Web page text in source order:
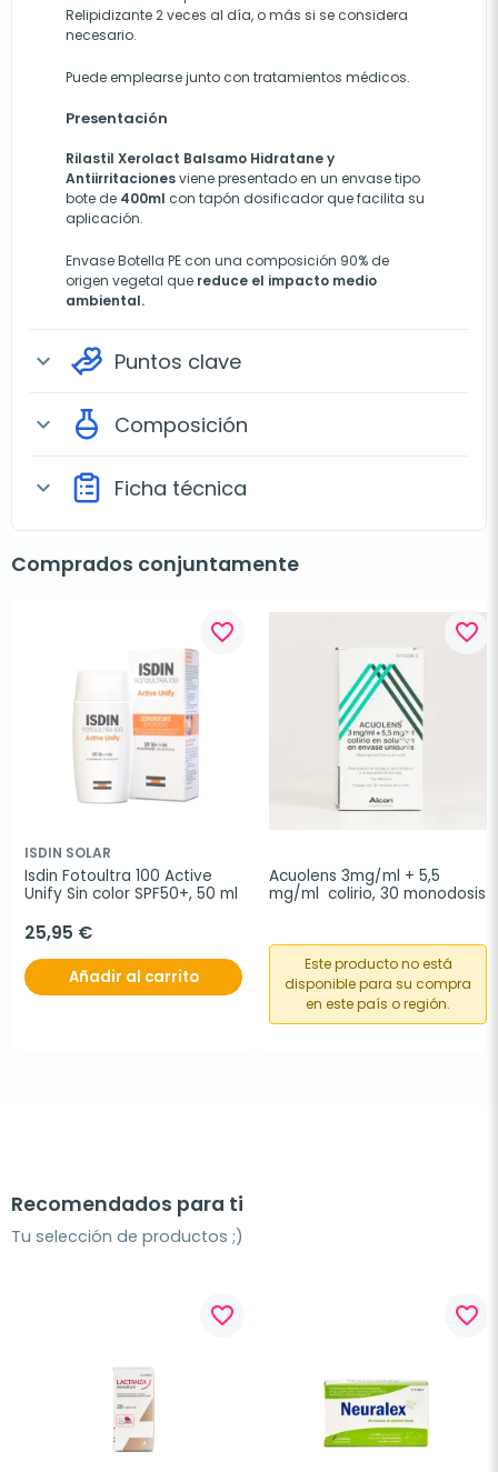
Relipidizante 2 veces al día, o más si se considera
necesario.
Puede emplearse junto con tratamientos médicos.
Presentación
Rilastil Xerolact Balsamo Hidratane y
Antiirritacionesviene presentado en un envase tipo
bote de 400ml con tapón dosificador que facilita su
aplicación.
Envase Botella PE con una composición 90% de
origen vegetal que reduce el impacto medio
ambiental.
expand_more Puntos clave
expand_more Composición
expand_more Ficha técnica
Comprados conjuntamente
favorite_border
ISDIN SOLAR
Isdin Fotoultra 100 Active
Unify Sin color SPF50+, 50 ml
25,95 €
Añadir al carrito
favorite_border
Acuolens 3mg/ml + 5,5
mg/ml  colirio, 30 monodosis
Este producto no está
disponible para su compra
en este país o región.
Recomendados para ti
Tu selección de productos ;)
favorite_border favorite_border